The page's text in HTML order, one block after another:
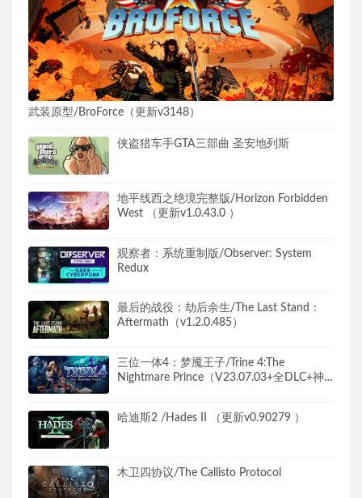
武装原型/BroForce（更新v3148）
侠盗猎车手GTA三部曲 圣安地列斯
地平线西之绝境完整版/Horizon Forbidden
West （更新v1.0.43.0 ）
观察者：系统重制版/Observer: System
Redux
最后的战役：劫后余生/The Last Stand：
Aftermath（v1.2.0.485）
三位一体4：梦魇王子/Trine 4:The
Nightmare Prince（V23.07.03+全DLC+神
哈迪斯2 /Hades II （更新v0.90279 ）
木卫四协议/The Callisto Protocol